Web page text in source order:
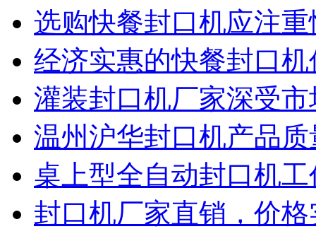
选购快餐封口机应注
经济实惠的快餐封口
灌装封口机厂家深受
温州沪华封口机产品
桌上型全自动封口机
封口机厂家直销，价格